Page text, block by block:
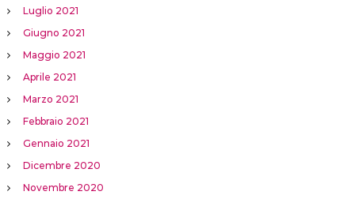
Luglio 2021
Giugno 2021
Maggio 2021
Aprile 2021
Marzo 2021
Febbraio 2021
Gennaio 2021
Dicembre 2020
Novembre 2020